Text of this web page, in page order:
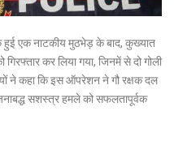
हुई एक नाटकीय मुठभेड़ के बाद, कुख्यात
कर लिया गया, जिनमें से दो गोली
ने कहा कि इस ऑपरेशन ने गौ रक्षक दल
सशस्त्र हमले को सफलतापूर्वक